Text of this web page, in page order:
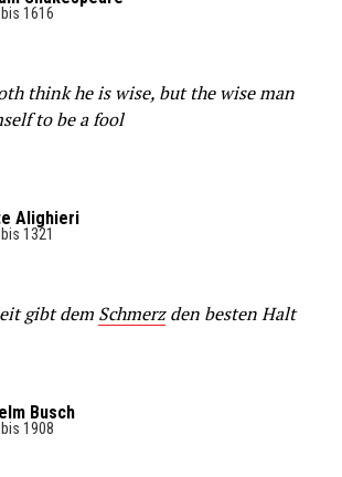
1616
think he is wise, but the wise man
to be a fool
Alighieri
1321
gibt dem Schmerzden besten Halt
Busch
1908